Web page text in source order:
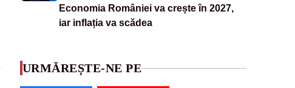
Economia României va crește în 2027,
iar inflația va scădea
URMĂREȘTE-NE PE